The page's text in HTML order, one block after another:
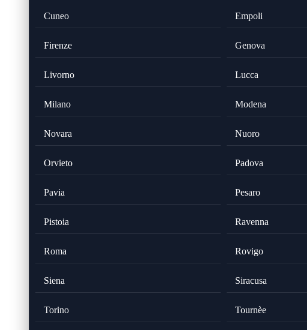
Cuneo Empoli
Firenze Genova
Livorno Lucca
Milano Modena
Novara Nuoro
Orvieto Padova
Pavia Pesaro
Pistoia Ravenna
Roma Rovigo
Siena Siracusa
Torino Tournèe